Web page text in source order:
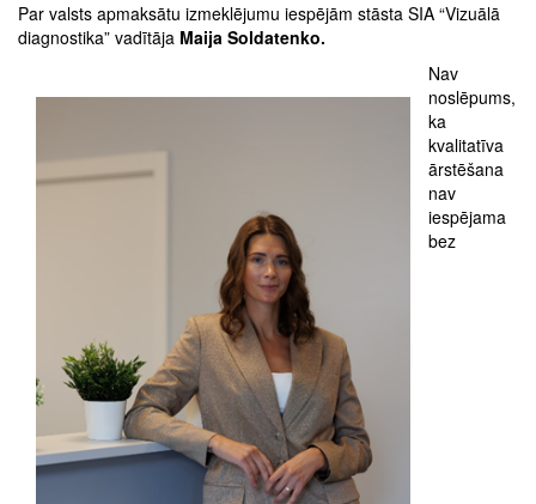
Par valsts apmaksātu izmeklējumu iespējām stāsta SIA “Vizuālā
diagnostika” vadītāja Maija Soldatenko.
Nav
noslēpums,
ka
kvalitatīva
ārstēšana
nav
iespējama
bez